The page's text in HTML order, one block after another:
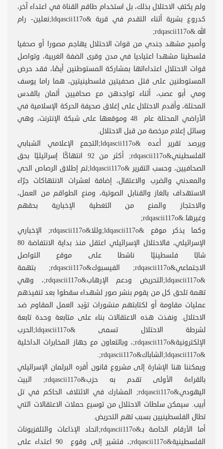
ولم يكتفِ الاحتلال بذلك، بل استخدام طاقم القناة في اعتداء آخر،
كدروع بشرية أثناء التقدم في قرية &ldqascii117o;نعلين- رام
الله.&rdqascii117o;
وأصبح مشهد جندي من قوات الاحتلال يهاجم مصورا أو صحفيا
فلسطينا مشهدا اعتياديا في مدن وقرى الضفة الغربية، وتواصل
قوات الاحتلال اعتداءاتها بمشاركة المستوطنين أيضًا، فقد حرض
المستوطنين على قتل صحفيتين فلسطينيتين، هما راما يوسف
ومي أبو عصب، أثناء تواجدهن مع صحافيين ألمان بالقدس
المحتلة، وأقدم الاحتلال على إغلاق صحيفة الحركة الإسلامية في
الأراضي المحتلة عام 48 وموقعها على شبكة الإنترنت، وهي
وسائل إعلام مرخصة من قبل الاحتلال.
ويرصد تقرير أعده &ldqascii117o;التجمع الإعلامي الشبابي
الفلسطيني&rdqascii117o; أكثر من 92 انتهاكًا إسرائيليًا بحق
الصحافيين، وحسب التقرير &ldqascii117o;تم إطلاق الرصاص الحي
والمعدني والضرب والاعتقال، إضافة لعشرات الانتهاكات جرّاء
الاستهداف بالغاز والقنابل الصوتية، ومنع الطواقم من العمل،
والاحتجاز والمنع من التغطية الإخبارية بحقهم
وغيرها.&rdqascii117o;
وكما يذكر موقع &ldqascii117o;وللا&rdqascii117o; الإخباري
الإسرائيلي، فالاحتلال الإسرائيلي اعتقل منذ بداية الانتفاضة 80
شابًا فلسطينيًا ناشطا على موقع التواصل
الاجتماعي&rdqascii117o; الفيسبوك&rdqascii117o; بتهمة
&ldqascii117o;التحريض ودعم الإرهاب&rdqascii117o;، وهي
تهمة تلحق كل من يقوم بنشر صور لشهداء سقطوا بعد تنفيذهم
عمليات مقاومة أو لكتابتهم منشورات تؤيد العمل المقاوم ضد
الاحتلال. ونفذت هذه الاعتقالات بناء على متابعة وحدة تابعة
لشرطة الاحتلال تسمى &ldqascii117o;الحرب
الإلكترونية&rdqascii117o;، وبالتعاون مع جهاز المخابرات الداخلية
&ldqascii117o;الشاباك&rdqascii117o;.
ويمكننا هنا الإشارة إلى مشروع قانون أقره البرلمان الإسرائيلي
بالقراءة الأولى تقدم به حزب&rdqascii117o; البيت
اليهودي&rdqascii117o; المشارك في الائتلاف الحاكم في تل
أبيب. سيمكن سلطات الاحتلال من توسيع حملات الاعتقالات التي
تطال الفلسطينيين بسبب تهم التحريض.
أما الأرقام الخاصة بـ&rdqascii117o;اتحاد الإذاعات والتلفزيونات
الفلسطينية&rdqascii117o;، فتشير إلى وقوع 90 اعتداء على